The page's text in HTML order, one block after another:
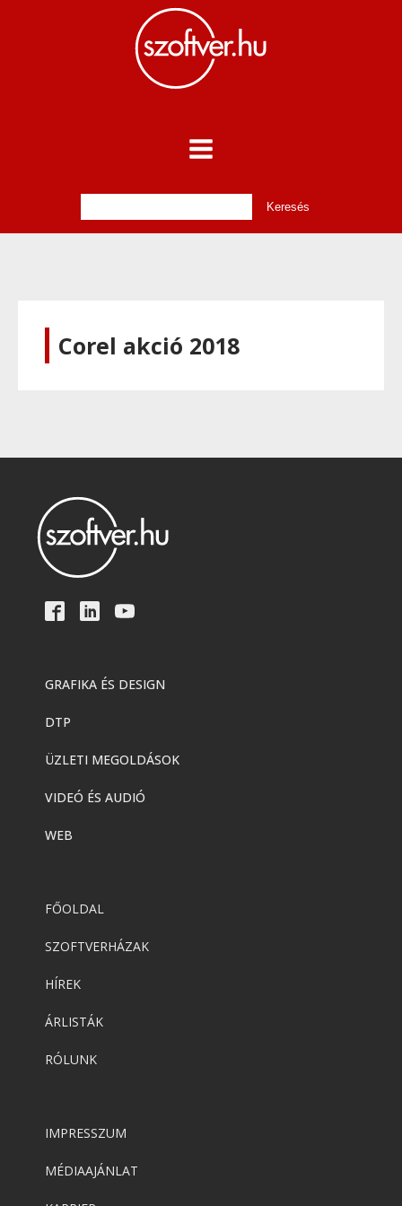
Corel akció 2018
GRAFIKA ÉS DESIGN
DTP
ÜZLETI MEGOLDÁSOK
VIDEÓ ÉS AUDIÓ
WEB
FŐOLDAL
SZOFTVERHÁZAK
HÍREK
ÁRLISTÁK
RÓLUNK
IMPRESSZUM
MÉDIAAJÁNLAT